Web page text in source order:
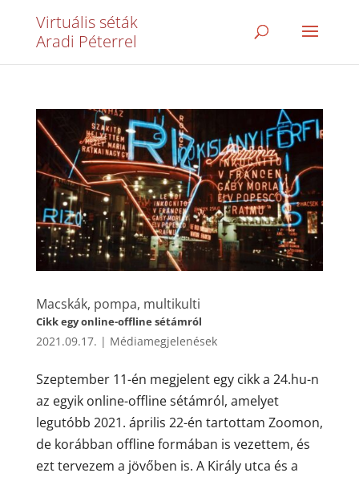
Virtuális séták
Aradi Péterrel
Macskák, pompa, multikulti
Cikk egy online-offline sétámról
2021.09.17. | Médiamegjelenések
Szeptember 11-én megjelent egy cikk a 24.hu-n
az egyik online-offline sétámról, amelyet
legutóbb 2021. április 22-én tartottam Zoomon,
de korábban offline formában is vezettem, és
ezt tervezem a jövőben is. A Király utca és a